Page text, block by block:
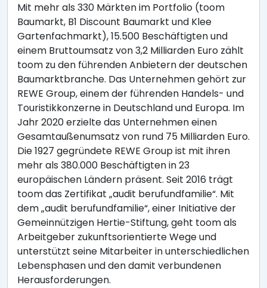
Mit mehr als 330 Märkten im Portfolio (toom
Baumarkt, B1 Discount Baumarkt und Klee
Gartenfachmarkt), 15.500 Beschäftigten und
einem Bruttoumsatz von 3,2 Milliarden Euro zählt
toom zu den führenden Anbietern der deutschen
Baumarktbranche. Das Unternehmen gehört zur
REWE Group, einem der führenden Handels- und
Touristikkonzerne in Deutschland und Europa. Im
Jahr 2020 erzielte das Unternehmen einen
Gesamtaußenumsatz von rund 75 Milliarden Euro.
Die 1927 gegründete REWE Group ist mit ihren
mehr als 380.000 Beschäftigten in 23
europäischen Ländern präsent. Seit 2016 trägt
toom das Zertifikat „audit berufundfamilie“. Mit
dem „audit berufundfamilie“, einer Initiative der
Gemeinnützigen Hertie-Stiftung, geht toom als
Arbeitgeber zukunftsorientierte Wege und
unterstützt seine Mitarbeiter in unterschiedlichen
Lebensphasen und den damit verbundenen
Herausforderungen.